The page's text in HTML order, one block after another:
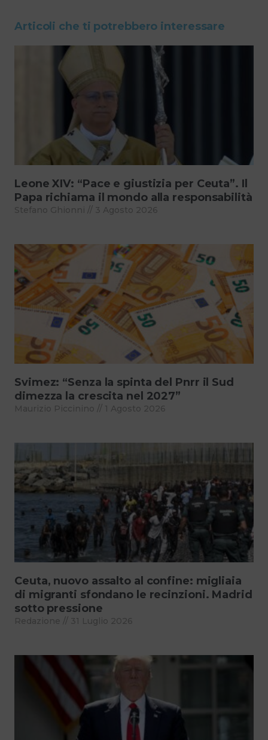
Articoli che ti potrebbero interessare
Leone XIV: “Pace e giustizia per Ceuta”. Il
Papa richiama il mondo alla responsabilità
Stefano Ghionni 3 Agosto 2026
Svimez: “Senza la spinta del Pnrr il Sud
dimezza la crescita nel 2027”
Maurizio Piccinino 1 Agosto 2026
Ceuta, nuovo assalto al confine: migliaia
di migranti sfondano le recinzioni. Madrid
sotto pressione
Redazione 31 Luglio 2026